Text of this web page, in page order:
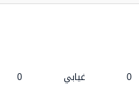
0 غيابي 0